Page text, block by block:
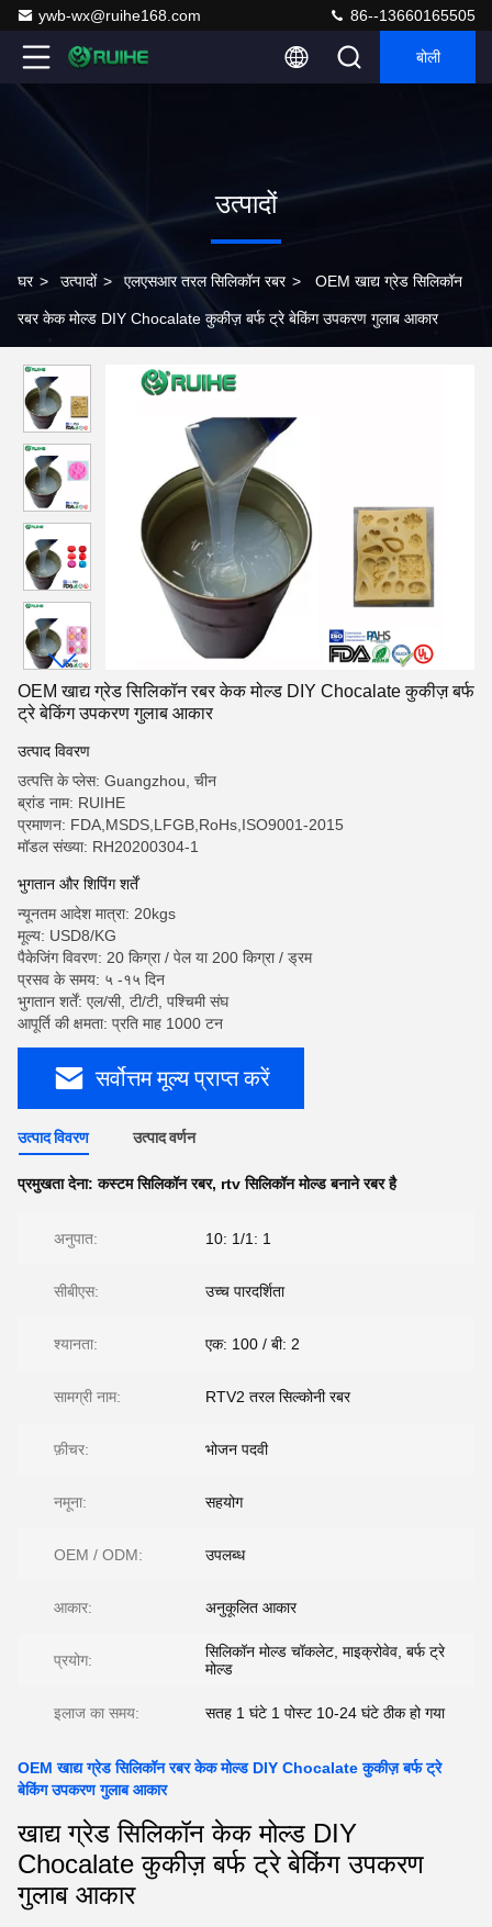
ywb-wx@ruihe168.com 86--13660165505
बोली
उत्पादों
घर > उत्पादों > एलएसआर तरल सिलिकॉन रबर > OEM खाद्य ग्रेड सिलिकॉन
रबर केक मोल्ड DIY Chocalate कुकीज़ बर्फ ट्रे बेकिंग उपकरण गुलाब आकार
OEM खाद्य ग्रेड सिलिकॉन रबर केक मोल्ड DIY Chocalate कुकीज़ बर्फ
ट्रे बेकिंग उपकरण गुलाब आकार
उत्पाद विवरण
उत्पत्ति के प्लेस: Guangzhou, चीन
ब्रांड नाम: RUIHE
प्रमाणन: FDA,MSDS,LFGB,RoHs,ISO9001-2015
मॉडल संख्या: RH20200304-1
भुगतान और शिपिंग शर्तें
न्यूनतम आदेश मात्रा: 20kgs
मूल्य: USD8/KG
पैकेजिंग विवरण: 20 किग्रा / पेल या 200 किग्रा / ड्रम
प्रसव के समय: ५ -१५ दिन
भुगतान शर्तें: एल/सी, टी/टी, पश्चिमी संघ
आपूर्ति की क्षमता: प्रति माह 1000 टन
सर्वोत्तम मूल्य प्राप्त करें
उत्पाद विवरण उत्पाद वर्णन
प्रमुखता देना:कस्टम सिलिकॉन रबर, rtv सिलिकॉन मोल्ड बनाने रबर है
अनुपात: 10: 1/1: 1
सीबीएस: उच्च पारदर्शिता
श्यानता: एक: 100 / बी: 2
सामग्री नाम: RTV2 तरल सिल्कोनी रबर
फ़ीचर: भोजन पदवी
नमूना: सहयोग
OEM / ODM: उपलब्ध
आकार: अनुकूलित आकार
प्रयोग:
सिलिकॉन मोल्ड चॉकलेट, माइक्रोवेव, बर्फ ट्रे
मोल्ड
इलाज का समय: सतह 1 घंटे 1 पोस्ट 10-24 घंटे ठीक हो गया
OEM खाद्य ग्रेड सिलिकॉन रबर केक मोल्ड DIY Chocalate कुकीज़ बर्फ ट्रे
बेकिंग उपकरण गुलाब आकार
खाद्य ग्रेड सिलिकॉन केक मोल्ड DIY
Chocalate कुकीज़ बर्फ ट्रे बेकिंग उपकरण
गुलाब आकार